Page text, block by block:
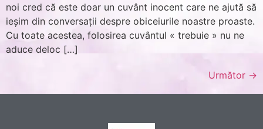
noi cred că este doar un cuvânt inocent care ne ajută să
ieșim din conversații despre obiceiurile noastre proaste.
Cu toate acestea, folosirea cuvântul « trebuie » nu ne
aduce deloc […]
Următor →